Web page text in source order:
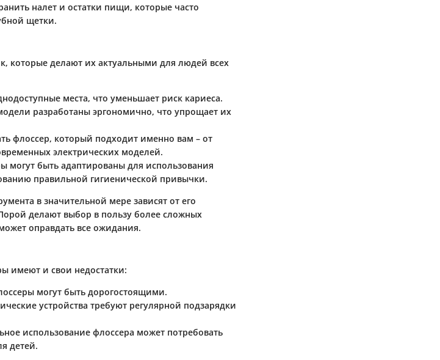
налет и остатки пищи, которые часто
щетки.
которые делают их актуальными для людей всех
места, что уменьшает риск кариеса.
разработаны эргономично, что упрощает их
флоссер, который подходит именно вам – от
электрических моделей.
могут быть адаптированы для использования
правильной гигиенической привычки.
в значительной мере зависят от его
делают выбор в пользу более сложных
оправдать все ожидания.
имеют и свои недостатки:
могут быть дорогостоящими.
устройства требуют регулярной подзарядки
использование флоссера может потребовать
детей.